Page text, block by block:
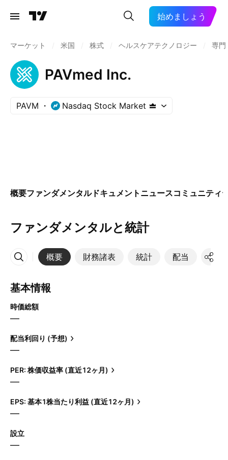
始めましょう
マーケット 米国 株式 ヘルスケアテクノロジー 専門
PAVmed Inc.
PAVM Nasdaq Stock Market
概要ファンダメンタルドキュメント ニュースコミュニティ
ファンダメンタルと統計
概要 財務諸表 統計 配当 決算
その他
基本情報
時価総額
—
配当利回り (予想)
—
PER: 株価収益率 (直近12ヶ月)
—
EPS: 基本1株当たり利益 (直近12ヶ月)
—
設立
—